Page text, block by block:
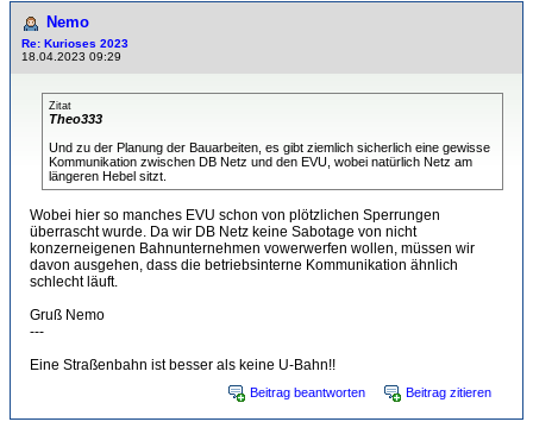
Nemo
Re: Kurioses 2023
18.04.2023 09:29
Zitat
Theo333
Und zu der Planung der Bauarbeiten, es gibt ziemlich sicherlich eine gewisse
Kommunikation zwischen DB Netz und den EVU, wobei natürlich Netz am
längeren Hebel sitzt.
Wobei hier so manches EVU schon von plötzlichen Sperrungen
überrascht wurde. Da wir DB Netz keine Sabotage von nicht
konzerneigenen Bahnunternehmen vowerwerfen wollen, müssen wir
davon ausgehen, dass die betriebsinterne Kommunikation ähnlich
schlecht läuft.
Gruß Nemo
---
Eine Straßenbahn ist besser als keine U-Bahn!!
Beitrag beantworten Beitrag zitieren